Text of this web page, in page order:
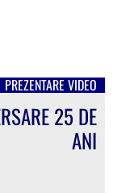
PREZENTARE VIDEO
25 DE
ANI